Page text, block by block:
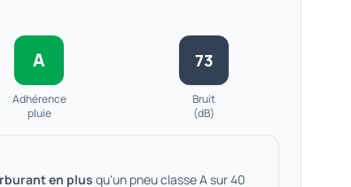
A
Adhérence
pluie
73
Bruit
(dB)
en plus qu'un pneu classe A sur 40